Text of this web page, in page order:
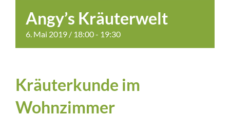
Angy’s Kräuterwelt
6. Mai 2019 / 18:00- 19:30
Kräuterkunde im
Wohnzimmer